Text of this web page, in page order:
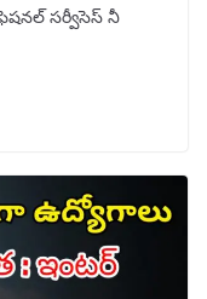
సర్వీసెస్ నీ